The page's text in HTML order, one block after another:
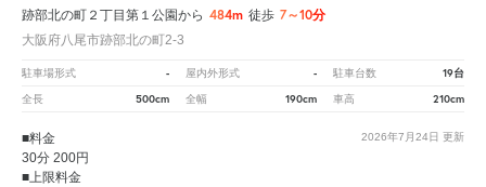
跡部北の町２丁目第１公園から 484m 徒歩 7～10分
大阪府八尾市跡部北の町2-3
駐車場形式 - 屋内外形式 - 駐車台数 19台
全長 500cm 全幅 190cm 車高 210cm
2026年7月24日 更新
■料金
30分 200円
■上限料金